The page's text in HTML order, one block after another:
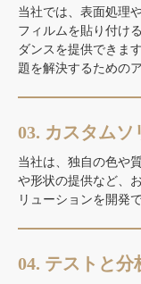
当社では、表面処理
フィルムを貼り付け
ダンスを提供できま
題を解決するための
03. カスタムソ
当社は、独自の色や
や形状の提供など、
リューションを開発
04. テストと分